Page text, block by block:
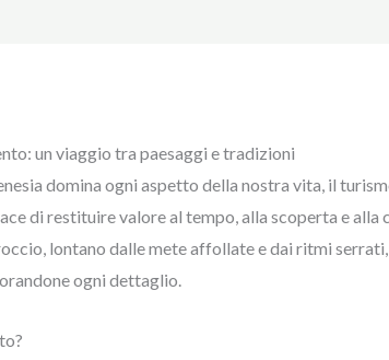
un viaggio tra paesaggi e tradizioni
domina ogni aspetto della nostra vita, il
di restituire valore al tempo, alla scoperta e alla
lontano dalle mete affollate e dai ritmi
ogni dettaglio.